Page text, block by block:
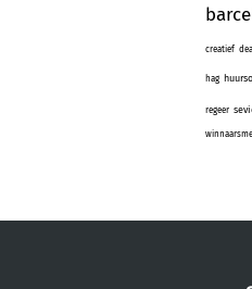
creatief
hag
regeer